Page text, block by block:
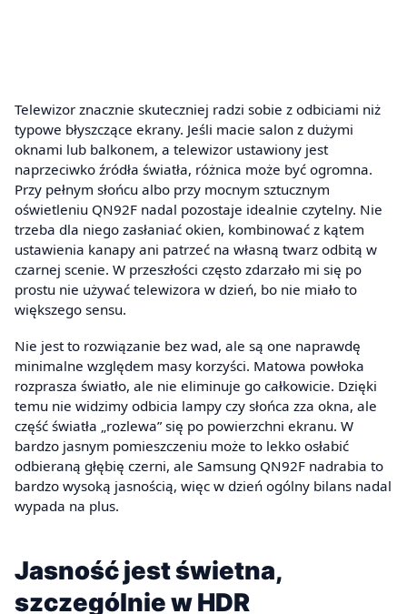
Telewizor znacznie skuteczniej radzi sobie z odbiciami niż
typowe błyszczące ekrany. Jeśli macie salon z dużymi
oknami lub balkonem, a telewizor ustawiony jest
naprzeciwko źródła światła, różnica może być ogromna.
Przy pełnym słońcu albo przy mocnym sztucznym
oświetleniu QN92F nadal pozostaje idealnie czytelny. Nie
trzeba dla niego zasłaniać okien, kombinować z kątem
ustawienia kanapy ani patrzeć na własną twarz odbitą w
czarnej scenie. W przeszłości często zdarzało mi się po
prostu nie używać telewizora w dzień, bo nie miało to
większego sensu.
Nie jest to rozwiązanie bez wad, ale są one naprawdę
minimalne względem masy korzyści. Matowa powłoka
rozprasza światło, ale nie eliminuje go całkowicie. Dzięki
temu nie widzimy odbicia lampy czy słońca zza okna, ale
część światła „rozlewa” się po powierzchni ekranu. W
bardzo jasnym pomieszczeniu może to lekko osłabić
odbieraną głębię czerni, ale Samsung QN92F nadrabia to
bardzo wysoką jasnością, więc w dzień ogólny bilans nadal
wypada na plus.
Jasność jest świetna,
szczególnie w HDR